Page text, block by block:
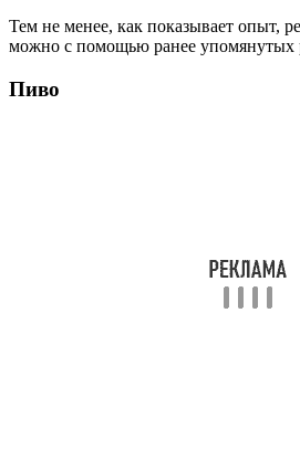
Тем не менее, как показывает опыт,
можно с помощью ранее упомянутых
Пиво